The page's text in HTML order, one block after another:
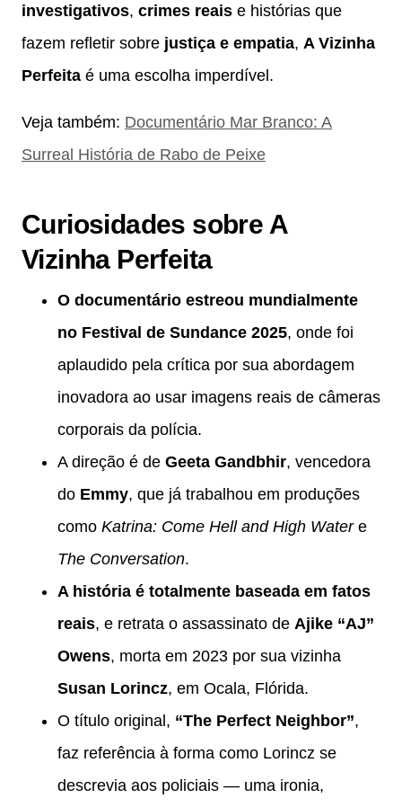
investigativos, crimes reais e histórias que
fazem refletir sobre justiça e empatia, A Vizinha
Perfeita é uma escolha imperdível.
Veja também: Documentário Mar Branco: A
Surreal História de Rabo de Peixe
Curiosidades sobre A
Vizinha Perfeita
O documentário estreou mundialmente
no Festival de Sundance 2025, onde foi
aplaudido pela crítica por sua abordagem
inovadora ao usar imagens reais de câmeras
corporais da polícia.
A direção é de Geeta Gandbhir, vencedora
do Emmy, que já trabalhou em produções
como Katrina: Come Hell and High Watere
The Conversation.
A história é totalmente baseada em fatos
reais, e retrata o assassinato de Ajike “AJ”
Owens, morta em 2023 por sua vizinha
Susan Lorincz, em Ocala, Flórida.
O título original, “The Perfect Neighbor”,
faz referência à forma como Lorincz se
descrevia aos policiais — uma ironia,